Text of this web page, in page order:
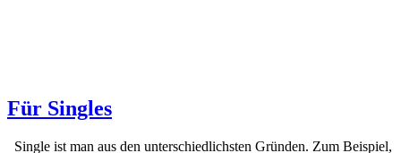
Für Singles
Single ist man aus den unterschiedlichsten Gründen. Zum Beispiel,